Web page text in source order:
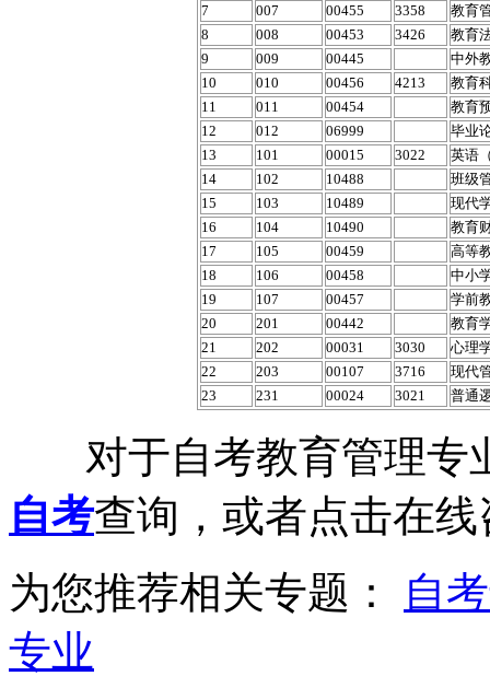
7
007 00455 3358
教育
8
008 00453 3426
教育
9
009 00445
中外
10
010 00456 4213
教育
11
011 00454
教育
12
012 06999
毕业
13
101 00015 3022
英语
14
102 10488
班级
15
103 10489
现代
16
104 10490
教育
17
105 00459
高等
18
106 00458
中小
19
107 00457
学前
20
201 00442
教育
21
202 00031 3030
心理
22
203 00107 3716
现代
23
231 00024 3021 普通
对于自考教育管理专
自考查询，或者点击在
为您推荐相关专题：
自
专业